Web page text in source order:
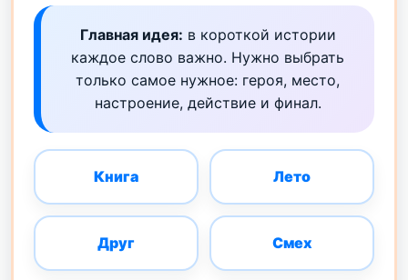
Главная идея: в короткой истории
каждое слово важно. Нужно выбрать
только самое нужное: героя, место,
настроение, действие и финал.
Книга Лето
Друг Смех